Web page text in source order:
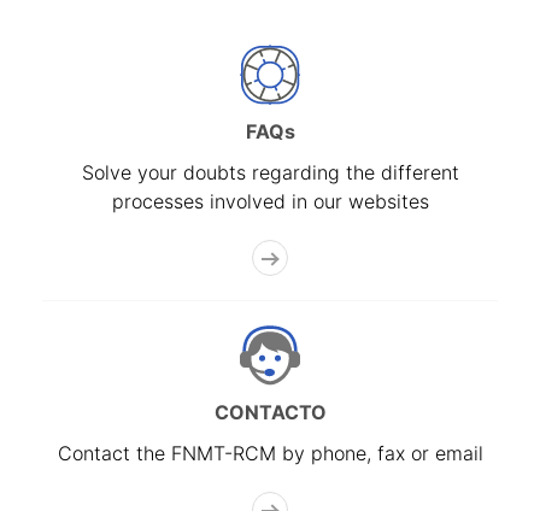
FAQs
Solve your doubts regarding the different
processes involved in our websites
CONTACTO
Contact the FNMT-RCM by phone, fax or email